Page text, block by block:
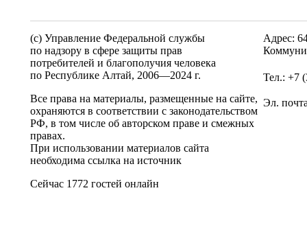
(c) Управление Федеральной службы
по надзору в сфере защиты прав
потребителей и благополучия человека
по Республике Алтай, 2006—2024 г.
Все права на материалы, размещенные на сайте,
охраняются в соответствии с законодательством
РФ, в том числе об авторском праве и смежных
правах.
При использовании материалов сайта
необходима ссылка на источник
Сейчас 1772 гостей онлайн
Адрес:
Тел.: +7
Эл.